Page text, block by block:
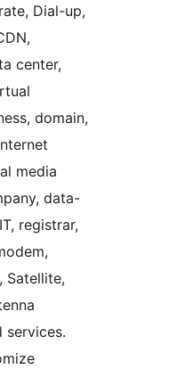
Dial-up,
center,
domain,
media
data-
registrar,
Satellite,
services.